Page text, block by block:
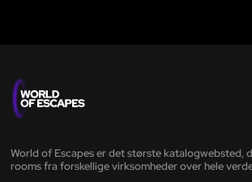
World of Escapes er det største katalogwebsted,
rooms fra forskellige virksomheder over hele